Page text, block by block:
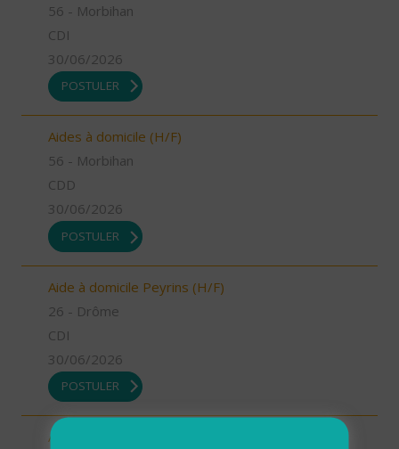
56 - Morbihan
CDI
30/06/2026
POSTULER
Aides à domicile (H/F)
56 - Morbihan
CDD
30/06/2026
POSTULER
Aide à domicile Peyrins (H/F)
26 - Drôme
CDI
30/06/2026
POSTULER
Auxiliaire de vie sociale et Aide à Domicile